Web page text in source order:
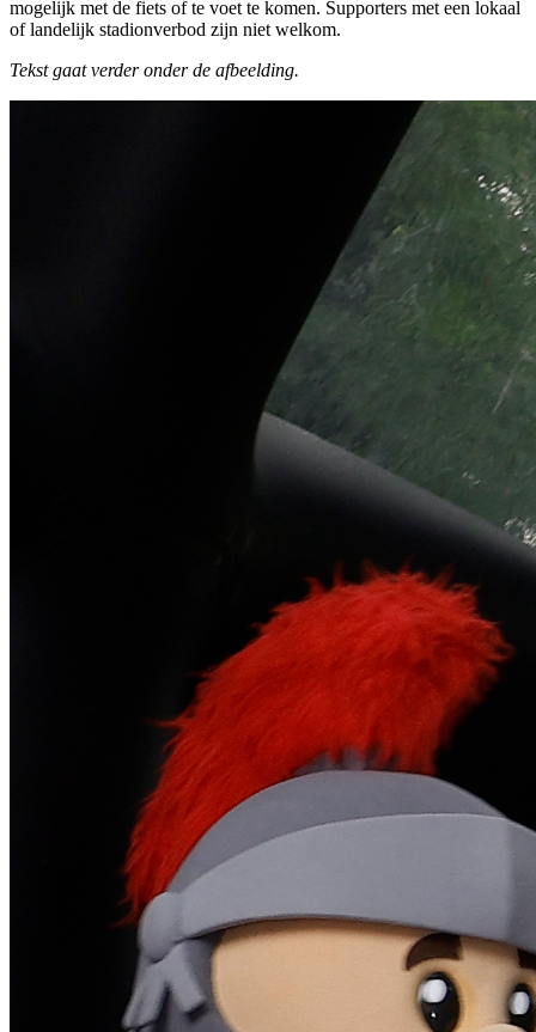
mogelijk met de fiets of te voet te komen. Supporters met een lokaal
of landelijk stadionverbod zijn niet welkom.
Tekst gaat verder onder de afbeelding.